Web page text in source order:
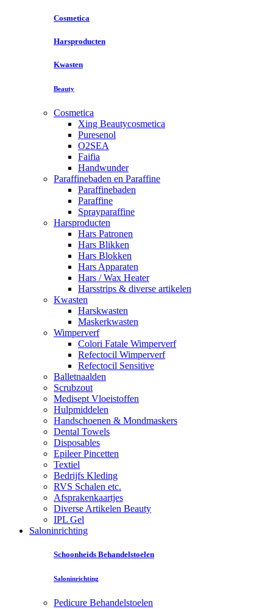
Cosmetica
Harsproducten
Kwasten
Beauty
Cosmetica
Xing Beautycosmetica
Puresenol
O2SEA
Faifia
Handwunder
Paraffinebaden en Paraffine
Paraffinebaden
Paraffine
Sprayparaffine
Harsproducten
Hars Patronen
Hars Blikken
Hars Blokken
Hars Apparaten
Hars / Wax Heater
Harsstrips & diverse artikelen
Kwasten
Harskwasten
Maskerkwasten
Wimperverf
Colori Fatale Wimperverf
Refectocil Wimperverf
Refectocil Sensitive
Balletnaalden
Scrubzout
Medisept Vloeistoffen
Hulpmiddelen
Handschoenen & Mondmaskers
Dental Towels
Disposables
Epileer Pincetten
Textiel
Bedrijfs Kleding
RVS Schalen etc.
Afsprakenkaartjes
Diverse Artikelen Beauty
IPL Gel
Saloninrichting
Schoonheids Behandelstoelen
Saloninrichting
Pedicure Behandelstoelen